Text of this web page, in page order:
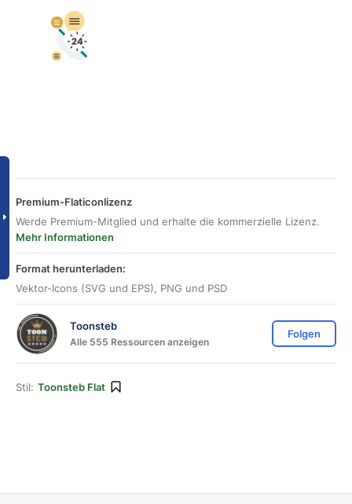
Premium-Flaticonlizenz
Werde Premium-Mitglied und erhalte die kommerzielle Lizenz.
Mehr Informationen
Format herunterladen:
Vektor-Icons (SVG und EPS), PNG und PSD
Toonsteb
Alle 555 Ressourcen anzeigen
Folgen
Stil: Toonsteb Flat